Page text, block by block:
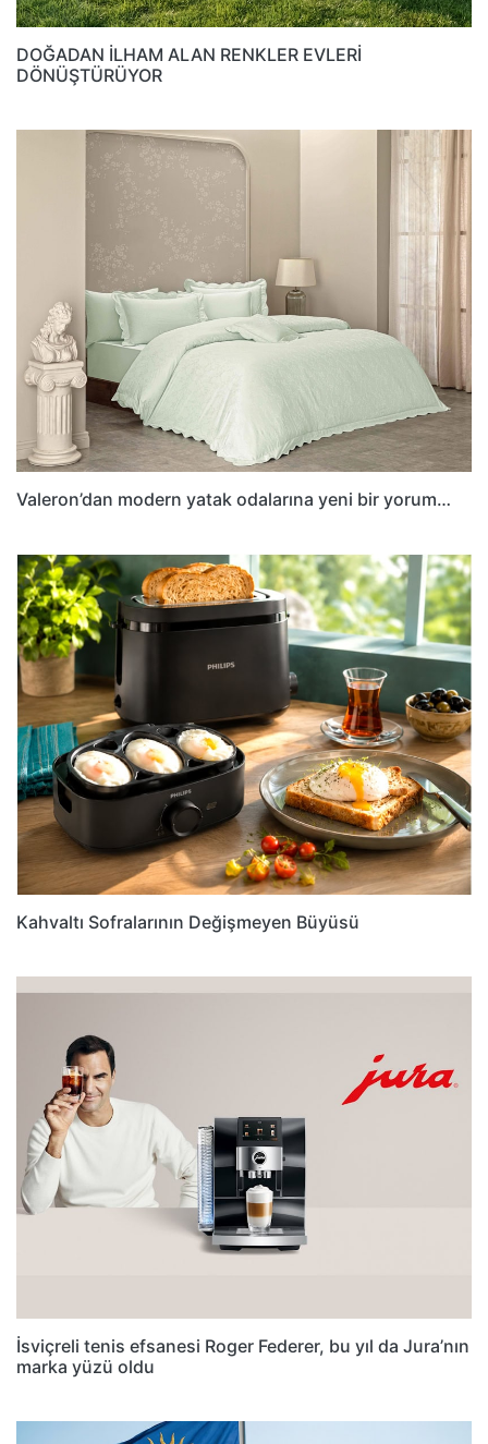
DOĞADAN İLHAM ALAN RENKLER EVLERİ
DÖNÜŞTÜRÜYOR
Valeron’dan modern yatak odalarına yeni bir yorum…
Kahvaltı Sofralarının Değişmeyen Büyüsü
İsviçreli tenis efsanesi Roger Federer, bu yıl da Jura’nın
marka yüzü oldu